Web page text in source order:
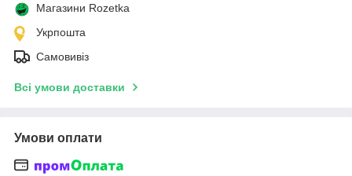
Магазини Rozetka
Укрпошта
Самовивіз
Всі умови доставки
Умови оплати